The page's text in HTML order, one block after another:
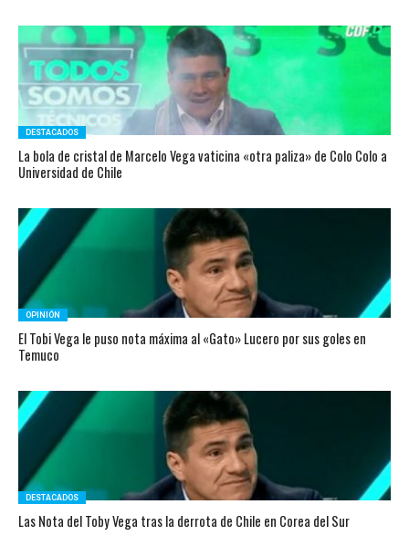
DESTACADOS
La bola de cristal de Marcelo Vega vaticina «otra paliza» de Colo Colo a
Universidad de Chile
OPINIÓN
El Tobi Vega le puso nota máxima al «Gato» Lucero por sus goles en
Temuco
DESTACADOS
Las Nota del Toby Vega tras la derrota de Chile en Corea del Sur